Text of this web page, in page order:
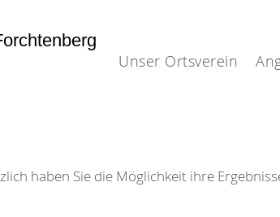
Unser Ortsverein
haben Sie die Möglichkeit ihre